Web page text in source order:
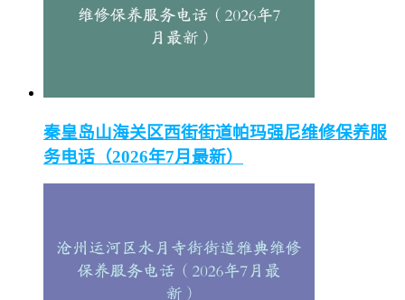
秦皇岛山海关区西街街道帕玛强尼维修保养服
务电话（2026年7月最新）